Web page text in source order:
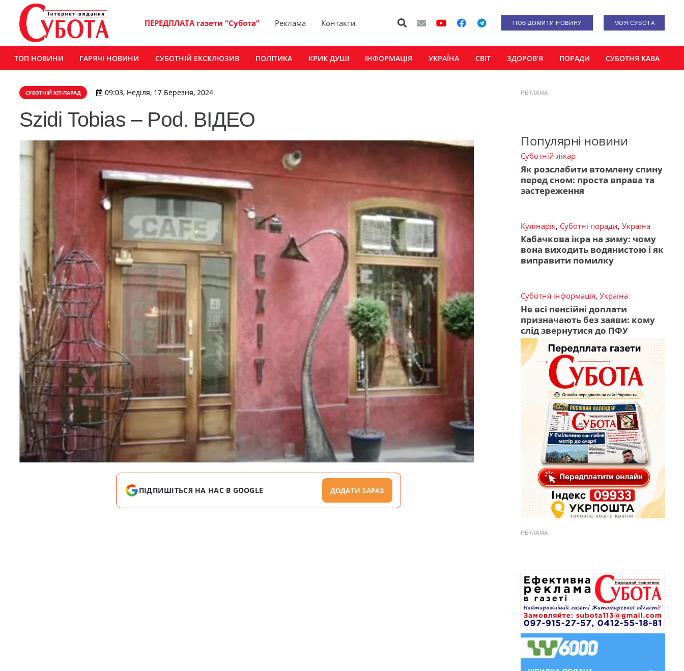
ПЕРЕДПЛАТА газети “Субота” Реклама Контакти ПОВІДОМИТИ НОВИНУ МОЯ СУБОТА
ТОП НОВИНИ ГАРЯЧІ НОВИНИ СУБОТНІЙ ЕКСКЛЮЗИВ ПОЛІТИКА КРИК ДУШІ ІНФОРМАЦІЯ УКРАЇНА СВІТ ЗДОРОВ’Я ПОРАДИ СУБОТНЯ КАВА
СУБОТНІЙ ХІТ-ПАРАД 09:03, Неділя, 17 Березня, 2024
Szidi Tobias – Pod. ВІДЕО
ПІДПИШІТЬСЯ НА НАС В GOOGLE ДОДАТИ ЗАРАЗ
РЕКЛАМА
Популярні новини
Суботній лікар
Як розслабити втомлену спину
перед сном: проста вправа та
застереження
Кулінарія, Суботні поради, Україна
Кабачкова ікра на зиму: чому
вона виходить водянистою і як
виправити помилку
Суботня інформація, Україна
Не всі пенсійні доплати
призначають без заяви: кому
слід звернутися до ПФУ
РЕКЛАМА